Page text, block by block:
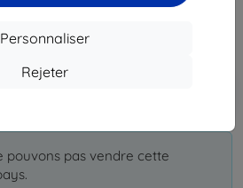
Personnaliser
Rejeter
coupon
pouvons pas vendre cette